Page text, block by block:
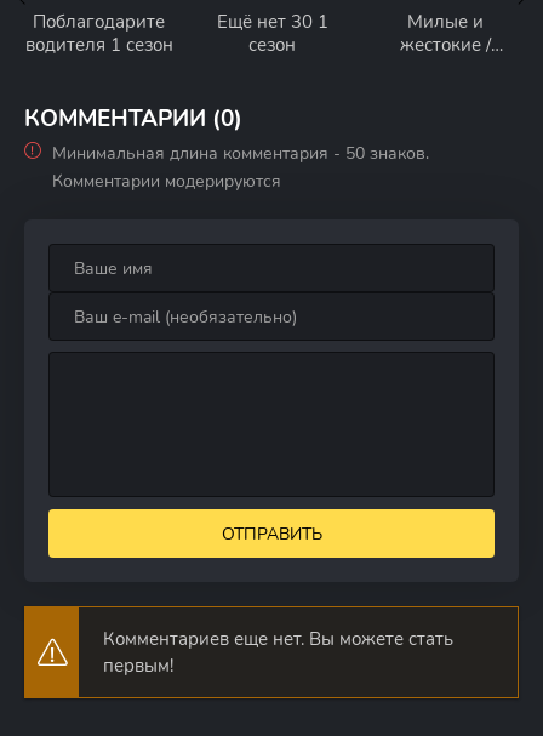
Поблагодарите
водителя 1 сезон
Ещё нет 30 1
сезон
Милые и
жестокие /
КОММЕНТАРИИ (0)
Минимальная длина комментария - 50 знаков.
Комментарии модерируются
ОТПРАВИТЬ
Комментариев еще нет. Вы можете стать
первым!